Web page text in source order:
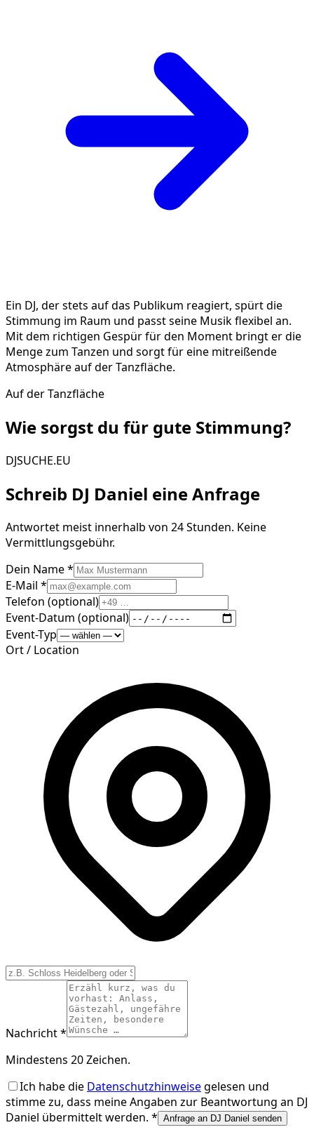
Ein DJ, der stets auf das Publikum reagiert, spürt die
Stimmung im Raum und passt seine Musik flexibel an.
Mit dem richtigen Gespür für den Moment bringt er die
Menge zum Tanzen und sorgt für eine mitreißende
Atmosphäre auf der Tanzfläche.
Auf der Tanzfläche
Wie sorgst du für gute Stimmung?
DJSUCHE.EU
Schreib DJ Daniel eine Anfrage
Antwortet meist innerhalb von 24 Stunden. Keine
Vermittlungsgebühr.
Dein Name *
E-Mail *
Telefon (optional)
Event-Datum (optional)
Event-Typ
Ort / Location
Nachricht *
Mindestens 20 Zeichen.
Ich habe die Datenschutzhinweisegelesen und
stimme zu, dass meine Angaben zur Beantwortung an DJ
Daniel übermittelt werden. * Anfrage an DJ Daniel senden